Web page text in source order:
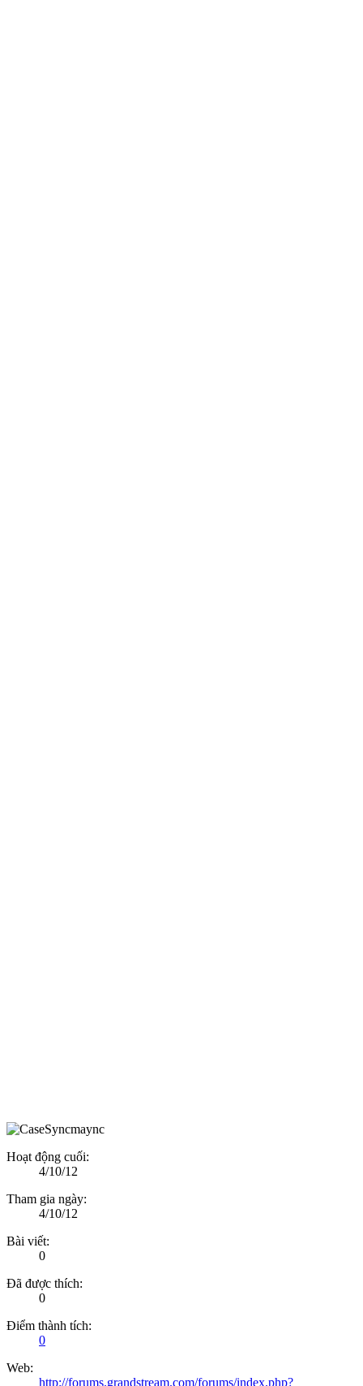
Hoạt động cuối:
4/10/12
Tham gia ngày:
4/10/12
Bài viết:
0
Đã được thích:
0
Điểm thành tích:
0
Web:
http://forums.grandstream.com/forums/index.php?